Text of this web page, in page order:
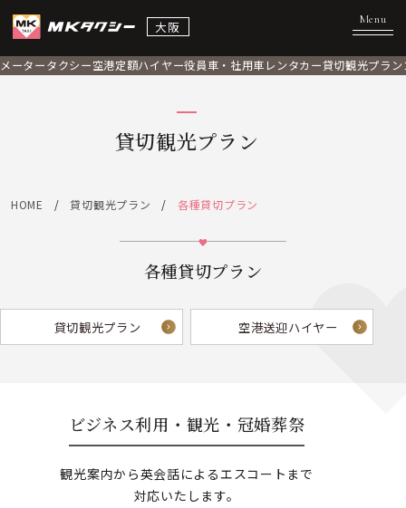
大阪
メータータクシー空港定額ハイヤー役員車・社用車 レンタカー貸切観光プラン
貸切観光プラン
HOME 貸切観光プラン 各種貸切プラン
各種貸切プラン
貸切観光プラン 空港送迎ハイヤー
ビジネス利用・観光・冠婚葬祭
観光案内から英会話によるエスコートまで
対応いたします。